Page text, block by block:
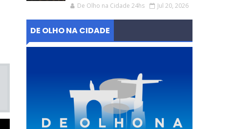
De Olho na Cidade 24hs Jul 20, 2026
DE OLHO NA CIDADE